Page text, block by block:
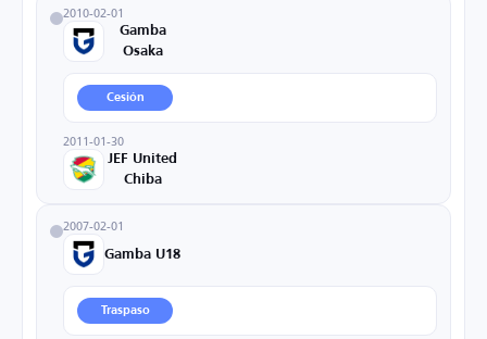
2010-02-01
Gamba
Osaka
Cesión
2011-01-30
JEF United
Chiba
2007-02-01
Gamba U18
Traspaso